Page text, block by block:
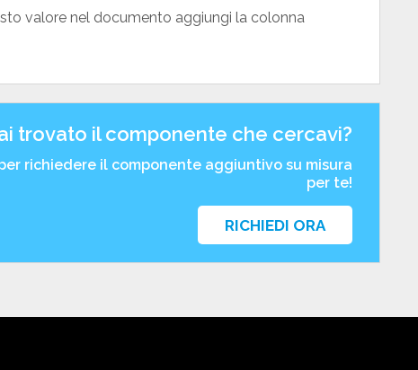
valore nel documento aggiungi la colonna
trovato il componente che cercavi?
richiedere il componente aggiuntivo su misura
per te!
RICHIEDI ORA